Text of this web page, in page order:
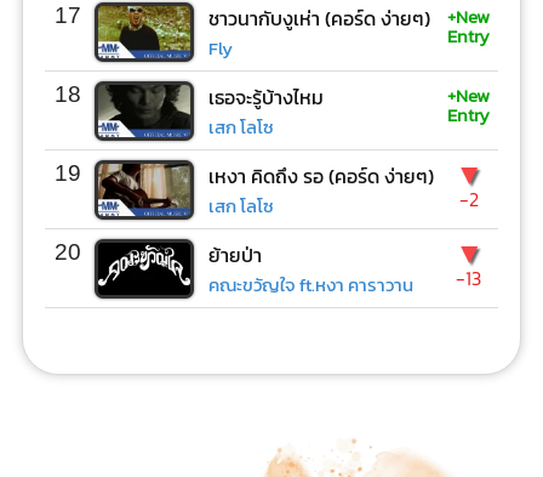
17 ชาวนากับงูเห่า (คอร์ด ง่ายๆ)
Fly
+New
Entry
18 เธอจะรู้บ้างไหม
เสก โลโซ
+New
Entry
19 เหงา คิดถึง รอ (คอร์ด ง่ายๆ)
เสก โลโซ
▼
-2
20 ย้ายป่า
คณะขวัญใจ ft.หงา คาราวาน
▼
-13